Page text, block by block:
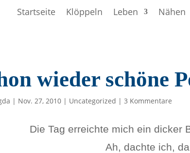
Startseite Klöppeln Leben Nähen
wieder schöne
| Nov. 27, 2010 | Uncategorized |3 Kommentare
Die Tag erreichte mich ein dicker
Ah, dachte ich,